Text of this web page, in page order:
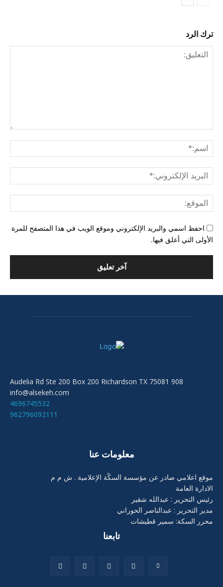
ترك الرد
احفظ اسمي والبريد الإلكتروني وموقع الويب في هذا المتصفح للمرة
الأولى التي أعلق فيها.
908 Audelia Rd Ste 200 Box 200 Richardson TX 75081
info@alsekeh.com
4696745532
962796092111
معلومات عنا
موقع اعلامي صادر عن مؤسسة السكّة الإعلامية . ش م م
الادارة العامة
رئيس التحرير : عبدالله شقير
مدير التحرير : عبدالناصر الحوراني
محرر السكة: سمير قطيشات
تابعنا